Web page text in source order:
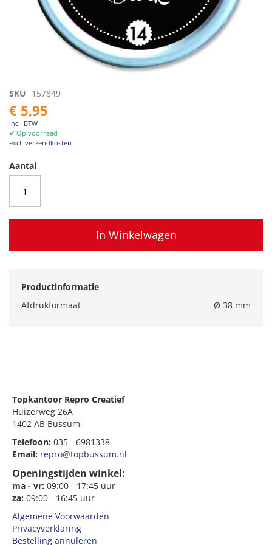
Ga
naar
het
begin
van
afbeeldingen-
gallerij
SKU 157849
€ 5,95
incl. BTW
✔ Op voorraad
excl. verzendkosten
Aantal
In Winkelwagen
Productinformatie
Afdrukformaat
Ø 38 mm
Topkantoor Repro Creatief
Huizerweg 26A
1402 AB Bussum
Telefoon: 035 - 6981338
Email: repro@topbussum.nl
Openingstijden winkel:
ma - vr: 09:00 - 17:45 uur
za: 09:00 - 16:45 uur
Algemene Voorwaarden
Privacyverklaring
Bestelling annuleren